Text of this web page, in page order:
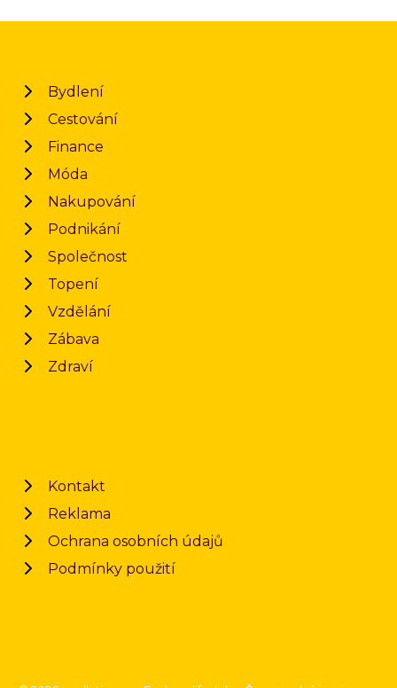
Bydlení
Cestování
Finance
Móda
Nakupování
Podnikání
Společnost
Topení
Vzdělání
Zábava
Zdraví
Kontakt
Reklama
Ochrana osobních údajů
Podmínky použití